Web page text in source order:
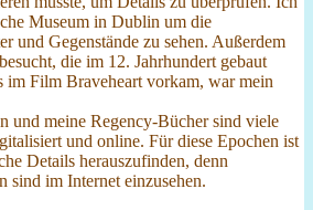
Museum in Dublin um die
und Gegenstände zu sehen. Außerdem
die im 12. Jahrhundert gebaut
im Film Braveheart vorkam, war mein
und meine Regency-Bücher sind viele
und online. Für diese Epochen ist
Details herauszufinden, denn
sind im Internet einzusehen.